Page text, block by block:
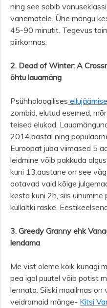
ning see sobib
vanematele. Ühe mängu
45-90 minutit. Tegevus
piirkonnas.
2. Dead of Winter: A
õhtu lauamäng
Psühholoogilises
zombid, elutud esemed,
teised elukad.
2014.aastal ning
Euroopat juba viimased 5
leidmine võib pakkuda
kuni 13.aastane on see
ootavad vaid kõige
kesta kuni 2h, siis
küllaltki raske.
3. Greedy Granny ehk
lendama
Me vist oleme kõik kunagi
pea igal puutel võib potist
lennata. Siiski maailmas on
veidramaid mänge- Kitsi